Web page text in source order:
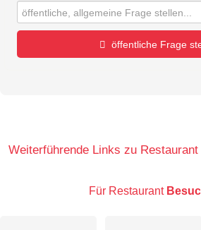
öffentliche Frage
E-Mail-Adresse (wird nicht
Weiterführende Links zu Restaurant
Für Restaurant